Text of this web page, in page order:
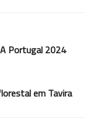
Portugal 2024
em Tavira